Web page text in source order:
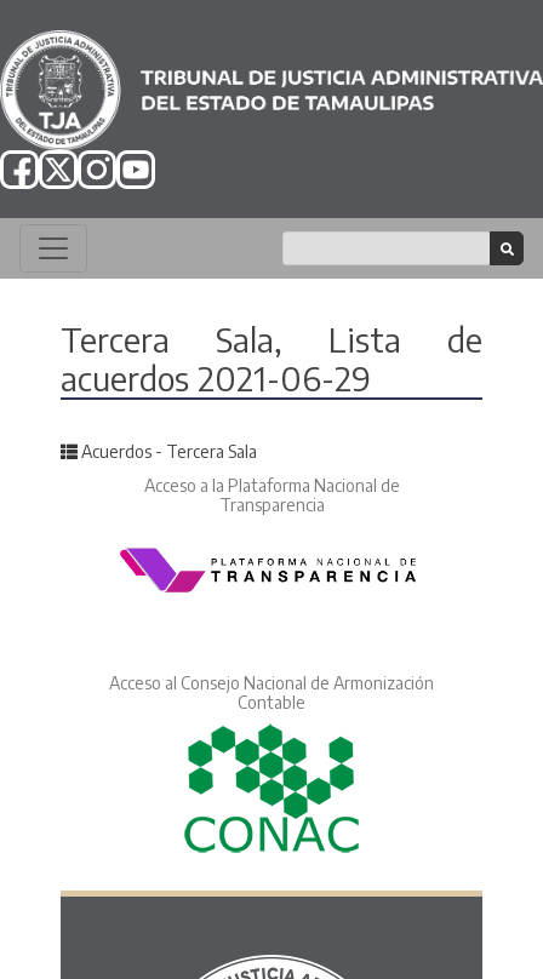
Tercera Sala, Lista de
acuerdos 2021-06-29
Posted in
Acuerdos - Tercera Sala
Acceso a la Plataforma Nacional de
Transparencia
Acceso al Consejo Nacional de Armonización
Contable